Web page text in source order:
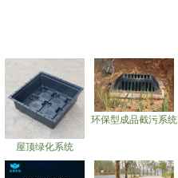
屋顶绿化系统
环保型成品截污系统